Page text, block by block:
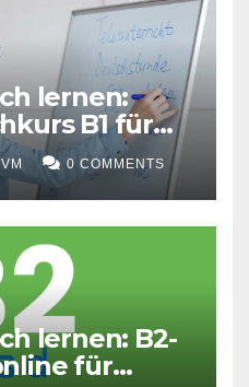
lernen:
B1 für
0 COMMENTS
lernen: B2-
für